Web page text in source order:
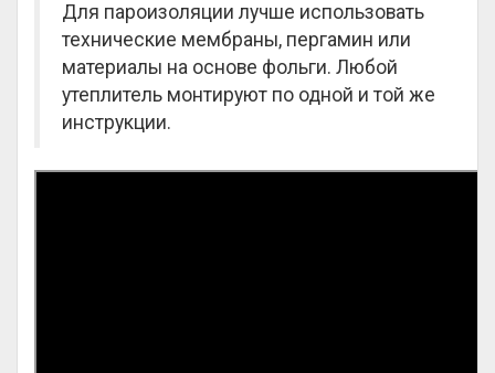
Для пароизоляции лучше использовать
технические мембраны, пергамин или
материалы на основе фольги. Любой
утеплитель монтируют по одной и той же
инструкции.